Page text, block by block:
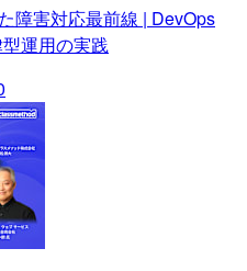
障害対応最前線 | DevOps
運用の実践